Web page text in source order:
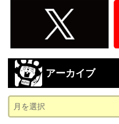
アーカイブ
ー